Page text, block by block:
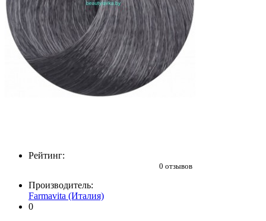
Рейтинг:
0 отзывов
Производитель:
Farmavita (Италия)
0